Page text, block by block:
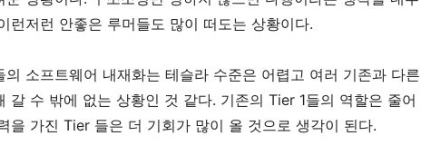
런저런 안좋은 루머들도 많이 떠도는 상황이다.
의 소프트웨어 내재화는 테슬라 수준은 어렵고 여러 기존과 다른
갈 수 밖에 없는 상황인 것 같다. 기존의 Tier 1들의 역할은 줄어
을 가진 Tier 들은 더 기회가 많이 올 것으로 생각이 된다.